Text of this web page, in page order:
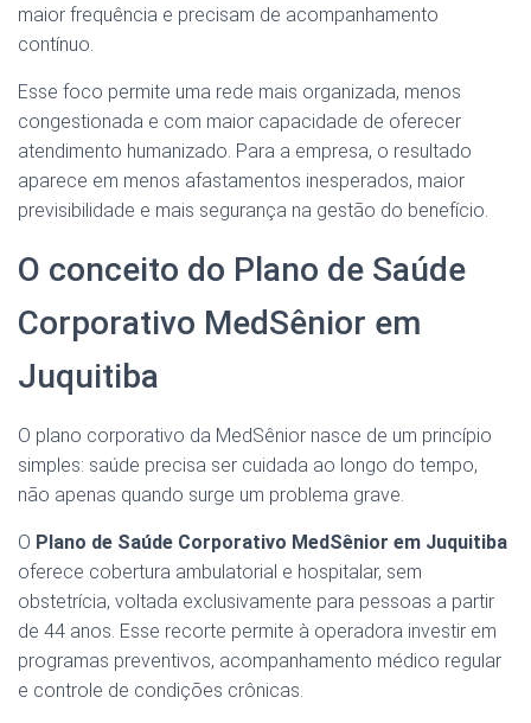
maior frequência e precisam de acompanhamento
contínuo.
Esse foco permite uma rede mais organizada, menos
congestionada e com maior capacidade de oferecer
atendimento humanizado. Para a empresa, o resultado
aparece em menos afastamentos inesperados, maior
previsibilidade e mais segurança na gestão do benefício.
O conceito do Plano de Saúde
Corporativo MedSênior em
Juquitiba
O plano corporativo da MedSênior nasce de um princípio
simples: saúde precisa ser cuidada ao longo do tempo,
não apenas quando surge um problema grave.
O Plano de Saúde Corporativo MedSênior em Juquitiba
oferece cobertura ambulatorial e hospitalar, sem
obstetrícia, voltada exclusivamente para pessoas a partir
de 44 anos. Esse recorte permite à operadora investir em
programas preventivos, acompanhamento médico regular
e controle de condições crônicas.